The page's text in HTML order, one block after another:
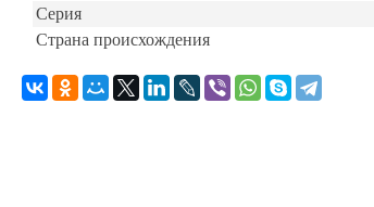
Серия
Страна происхождения